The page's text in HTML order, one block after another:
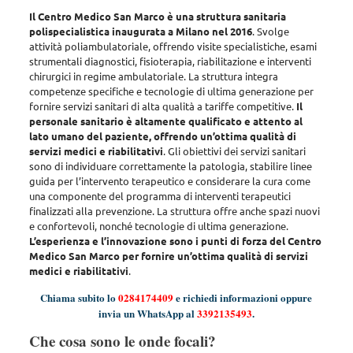
Il Centro Medico San Marco è una struttura sanitaria
polispecialistica inaugurata a Milano nel 2016. Svolge
attività poliambulatoriale, offrendo visite specialistiche, esami
strumentali diagnostici, fisioterapia, riabilitazione e interventi
chirurgici in regime ambulatoriale. La struttura integra
competenze specifiche e tecnologie di ultima generazione per
fornire servizi sanitari di alta qualità a tariffe competitive. Il
personale sanitario è altamente qualificato e attento al
lato umano del paziente, offrendo un’ottima qualità di
servizi medici e riabilitativi. Gli obiettivi dei servizi sanitari
sono di individuare correttamente la patologia, stabilire linee
guida per l’intervento terapeutico e considerare la cura come
una componente del programma di interventi terapeutici
finalizzati alla prevenzione. La struttura offre anche spazi nuovi
e confortevoli, nonché tecnologie di ultima generazione.
L’esperienza e l’innovazione sono i punti di forza del Centro
Medico San Marco per fornire un’ottima qualità di servizi
medici e riabilitativi.
Chiama subito lo0284174409e richiedi informazioni oppure
invia un WhatsApp al 3392135493.
Che cosa sono le onde focali?